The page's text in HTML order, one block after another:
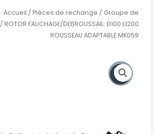
Accueil / Pièces de rechange / Groupe de
/ ROTOR FAUCHAGE/DEBROUSSAIL. D100 L1200
ROUSSEAU ADAPTABLE MK059